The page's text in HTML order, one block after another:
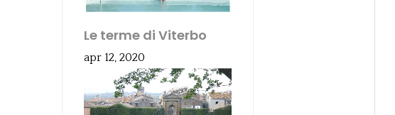
Le terme di Viterbo
apr 12, 2020